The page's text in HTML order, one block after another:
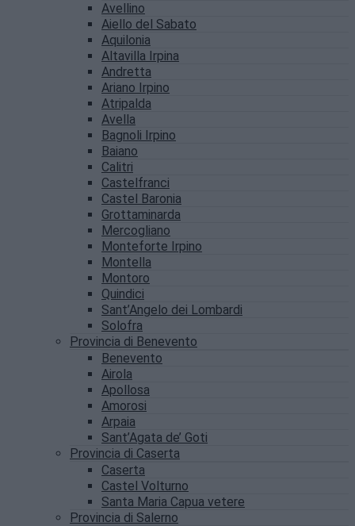
Avellino
Aiello del Sabato
Aquilonia
Altavilla Irpina
Andretta
Ariano Irpino
Atripalda
Avella
Bagnoli Irpino
Baiano
Calitri
Castelfranci
Castel Baronia
Grottaminarda
Mercogliano
Monteforte Irpino
Montella
Montoro
Quindici
Sant’Angelo dei Lombardi
Solofra
Provincia di Benevento
Benevento
Airola
Apollosa
Amorosi
Arpaia
Sant’Agata de’ Goti
Provincia di Caserta
Caserta
Castel Volturno
Santa Maria Capua vetere
Provincia di Salerno